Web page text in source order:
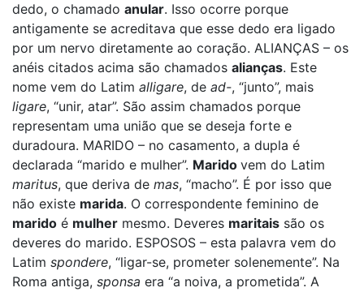
dedo, o chamado anular. Isso ocorre porque
antigamente se acreditava que esse dedo era ligado
por um nervo diretamente ao coração. ALIANÇAS – os
anéis citados acima são chamados alianças. Este
nome vem do Latim alligare, de ad-, “junto”, mais
ligare, “unir, atar”. São assim chamados porque
representam uma união que se deseja forte e
duradoura. MARIDO – no casamento, a dupla é
declarada “marido e mulher”. Marido vem do Latim
maritus, que deriva de mas, “macho”. É por isso que
não existe marida. O correspondente feminino de
marido é mulher mesmo. Deveres maritais são os
deveres do marido. ESPOSOS – esta palavra vem do
Latim spondere, “ligar-se, prometer solenemente”. Na
Roma antiga, sponsa era “a noiva, a prometida”. A